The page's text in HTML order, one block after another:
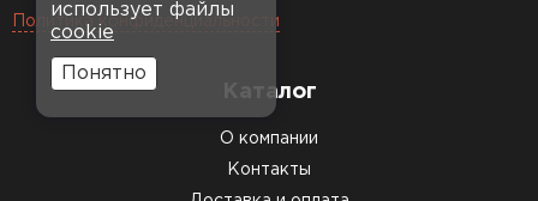
Политика конфиденциальности
Каталог
О компании
Контакты
использует файлы
cookie
Понятно